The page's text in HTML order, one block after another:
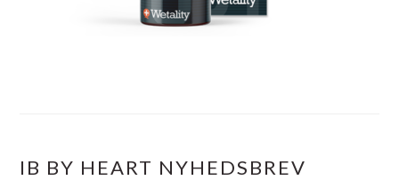
IB BY HEART NYHEDSBREV